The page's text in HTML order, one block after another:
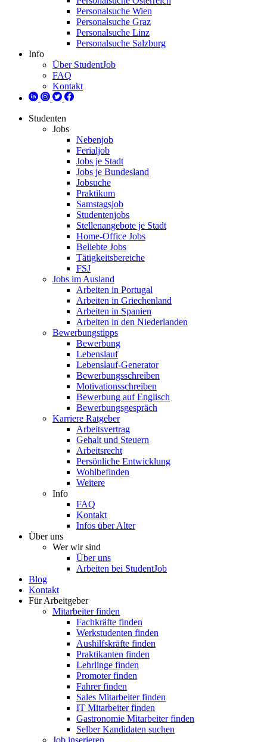
Personalsuche Wien
Personalsuche Graz
Personalsuche Linz
Personalsuche Salzburg
Info
Über StudentJob
FAQ
Kontakt
Studenten
Jobs
Nebenjob
Ferialjob
Jobs je Stadt
Jobs je Bundesland
Jobsuche
Praktikum
Samstagsjob
Studentenjobs
Stellenangebote je Stadt
Home-Office Jobs
Beliebte Jobs
Tätigkeitsbereiche
FSJ
Jobs im Ausland
Arbeiten in Portugal
Arbeiten in Griechenland
Arbeiten in Spanien
Arbeiten in den Niederlanden
Bewerbungstipps
Bewerbung
Lebenslauf
Lebenslauf-Generator
Bewerbungsschreiben
Motivationsschreiben
Bewerbung auf Englisch
Bewerbungsgespräch
Karriere Ratgeber
Arbeitsvertrag
Gehalt und Steuern
Arbeitsrecht
Persönliche Entwicklung
Wohlbefinden
Weitere
Info
FAQ
Kontakt
Infos über Alter
Über uns
Wer wir sind
Über uns
Arbeiten bei StudentJob
Blog
Kontakt
Für Arbeitgeber
Mitarbeiter finden
Fachkräfte finden
Werkstudenten finden
Aushilfskräfte finden
Praktikanten finden
Lehrlinge finden
Promoter finden
Fahrer finden
Sales Mitarbeiter finden
IT Mitarbeiter finden
Gastronomie Mitarbeiter finden
Selber Kandidaten suchen
Job inserieren